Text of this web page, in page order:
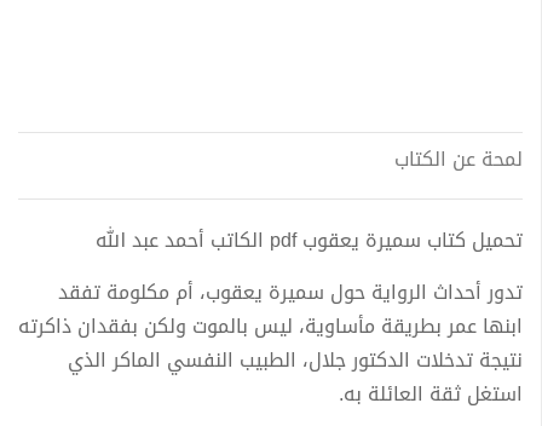
لمحة عن الكتاب
تحميل كتاب سميرة يعقوب pdf الكاتب أحمد عبد الله
تدور أحداث الرواية حول سميرة يعقوب، أم مكلومة تفقد
ابنها عمر بطريقة مأساوية، ليس بالموت ولكن بفقدان ذاكرته
نتيجة تدخلات الدكتور جلال، الطبيب النفسي الماكر الذي
استغل ثقة العائلة به.